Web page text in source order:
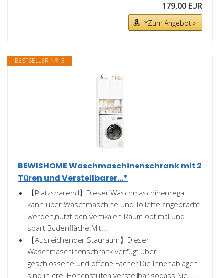
179,00 EUR
*Zum Angebot »
BESTSELLER NR. 3
BEWISHOME Waschmaschinenschrank mit 2
Türen und Verstellbarer...*
【Platzsparend】Dieser Waschmaschinenregal
kann über Waschmaschine und Toilette angebracht
werden,nutzt den vertikalen Raum optimal und
spart Bodenfläche.Mit...
【Ausreichender Stauraum】Dieser
Waschmaschinenschrank verfügt über
geschlossene und offene Fächer.Die Innenablagen
sind in drei Höhenstufen verstellbar,sodass Sie...